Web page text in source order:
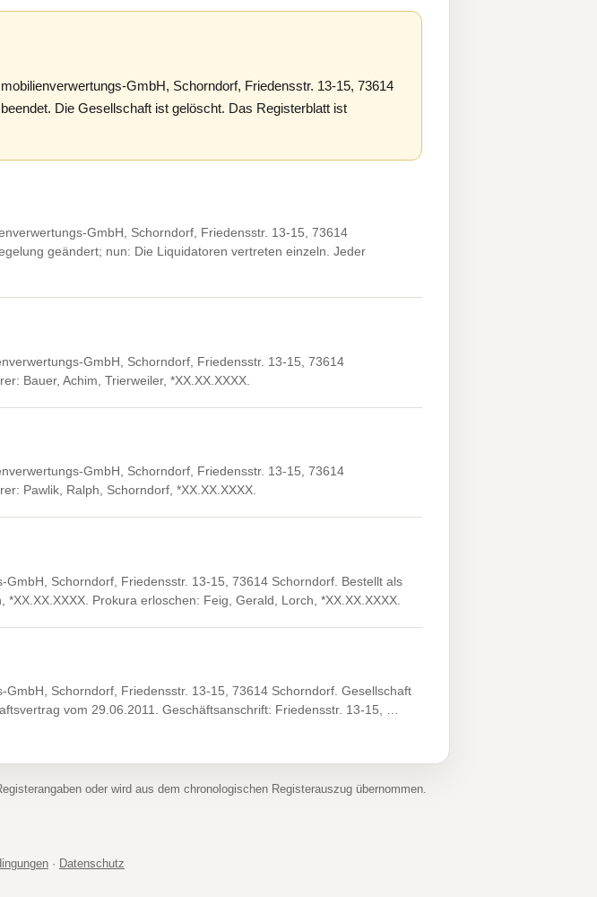
GmbH, Schorndorf, Friedensstr. 13-15, 73614
Die Gesellschaft ist gelöscht. Das Registerblatt ist
GmbH, Schorndorf, Friedensstr. 13-15, 73614
geändert; nun: Die Liquidatoren vertreten einzeln. Jeder
GmbH, Schorndorf, Friedensstr. 13-15, 73614
Bauer, Achim, Trierweiler, *XX.XX.XXXX.
GmbH, Schorndorf, Friedensstr. 13-15, 73614
Pawlik, Ralph, Schorndorf, *XX.XX.XXXX.
Schorndorf, Friedensstr. 13-15, 73614 Schorndorf. Bestellt als
Prokura erloschen: Feig, Gerald, Lorch, *XX.XX.XXXX.
Schorndorf, Friedensstr. 13-15, 73614 Schorndorf. Gesellschaft
vom 29.06.2011. Geschäftsanschrift: Friedensstr. 13-15, …
oder wird aus dem chronologischen Registerauszug übernommen.
· Datenschutz